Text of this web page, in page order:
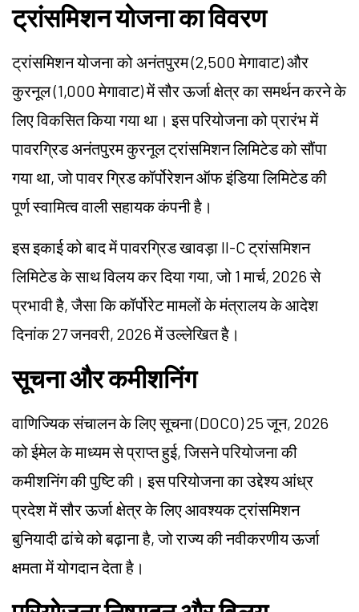
ट्रांसमिशन योजना का विवरण
ट्रांसमिशन योजना को अनंतपुरम (2,500 मेगावाट) और
कुरनूल (1,000 मेगावाट) में सौर ऊर्जा क्षेत्र का समर्थन करने के
लिए विकसित किया गया था। इस परियोजना को प्रारंभ में
पावरग्रिड अनंतपुरम कुरनूल ट्रांसमिशन लिमिटेड को सौंपा
गया था, जो पावर ग्रिड कॉर्पोरेशन ऑफ इंडिया लिमिटेड की
पूर्ण स्वामित्व वाली सहायक कंपनी है।
इस इकाई को बाद में पावरग्रिड खावड़ा II-C ट्रांसमिशन
लिमिटेड के साथ विलय कर दिया गया, जो 1 मार्च, 2026 से
प्रभावी है, जैसा कि कॉर्पोरेट मामलों के मंत्रालय के आदेश
दिनांक 27 जनवरी, 2026 में उल्लेखित है।
सूचना और कमीशनिंग
वाणिज्यिक संचालन के लिए सूचना (DOCO) 25 जून, 2026
को ईमेल के माध्यम से प्राप्त हुई, जिसने परियोजना की
कमीशनिंग की पुष्टि की। इस परियोजना का उद्देश्य आंध्र
प्रदेश में सौर ऊर्जा क्षेत्र के लिए आवश्यक ट्रांसमिशन
बुनियादी ढांचे को बढ़ाना है, जो राज्य की नवीकरणीय ऊर्जा
क्षमता में योगदान देता है।